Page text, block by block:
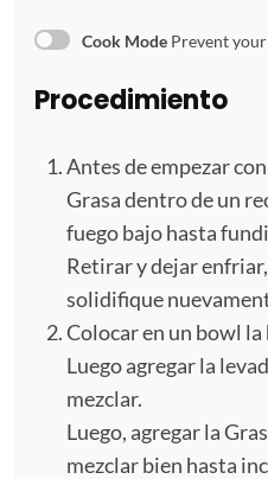
Cook Mode Prevent
Procedimiento
Antes de empezar
Grasa dentro de un
fuego bajo hasta
Retirar y dejar
solidifique
Colocar en un bowl la
Luego agregar la
mezclar.
Luego, agregar la
mezclar bien hasta